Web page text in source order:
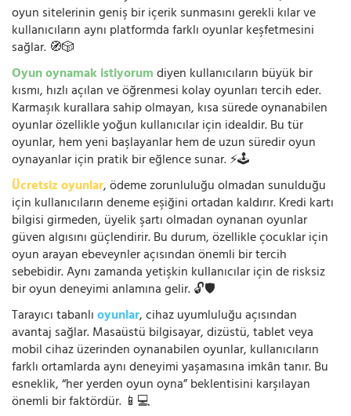
oyun sitelerinin geniş bir içerik sunmasını gerekli kılar ve
kullanıcıların aynı platformda farklı oyunlar keşfetmesini
sağlar. 🧭🎲
Oyun oynamak istiyorumdiyen kullanıcıların büyük bir
kısmı, hızlı açılan ve öğrenmesi kolay oyunları tercih eder.
Karmaşık kurallara sahip olmayan, kısa sürede oynanabilen
oyunlar özellikle yoğun kullanıcılar için idealdir. Bu tür
oyunlar, hem yeni başlayanlar hem de uzun süredir oyun
oynayanlar için pratik bir eğlence sunar. ⚡🕹️
Ücretsiz oyunlar, ödeme zorunluluğu olmadan sunulduğu
için kullanıcıların deneme eşiğini ortadan kaldırır. Kredi kartı
bilgisi girmeden, üyelik şartı olmadan oynanan oyunlar
güven algısını güçlendirir. Bu durum, özellikle çocuklar için
oyun arayan ebeveynler açısından önemli bir tercih
sebebidir. Aynı zamanda yetişkin kullanıcılar için de risksiz
bir oyun deneyimi anlamına gelir. 🔓🛡️
Tarayıcı tabanlıoyunlar, cihaz uyumluluğu açısından
avantaj sağlar. Masaüstü bilgisayar, dizüstü, tablet veya
mobil cihaz üzerinden oynanabilen oyunlar, kullanıcıların
farklı ortamlarda aynı deneyimi yaşamasına imkân tanır. Bu
esneklik, “her yerden oyun oyna” beklentisini karşılayan
önemli bir faktördür. 📱💻